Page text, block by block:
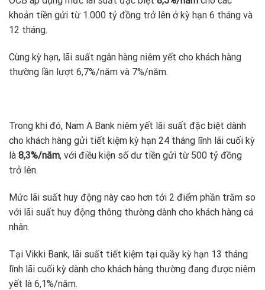
khoản tiền gửi từ 1.000 tỷ đồng trở lên ở kỳ hạn 6 tháng và
12 tháng.
Cùng kỳ hạn, lãi suất ngân hàng niêm yết cho khách hàng
thường lần lượt 6,7%/năm và 7%/năm.
Trong khi đó, Nam A Bank niêm yết lãi suất đặc biệt dành
cho khách hàng gửi tiết kiệm kỳ hạn 24 tháng lĩnh lãi cuối kỳ
là 8,3%/năm, với điều kiện số dư tiền gửi từ 500 tỷ đồng
trở lên.
Mức lãi suất huy động này cao hơn tới 2 điểm phần trăm so
với lãi suất huy động thông thường dành cho khách hàng cá
nhân.
Tại Vikki Bank, lãi suất tiết kiệm tại quầy kỳ hạn 13 tháng
lĩnh lãi cuối kỳ dành cho khách hàng thường đang được niêm
yết là 6,1%/năm.